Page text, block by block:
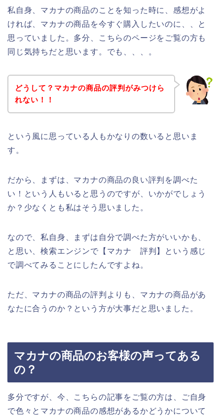
私自身、マカナの商品のことを知った時に、感想がよ
ければ、マカナの商品を今すぐ購入したいのに、、と
思っていました。多分、こちらのページをご覧の方も
同じ気持ちだと思います。でも、、、。
どうして？マカナの商品の評判がみつけら
れない！！
という風に思っている人もかなりの数いると思いま
す。
だから、まずは、マカナの商品の良い評判を調べた
い！という人もいると思うのですが、いかがでしょう
か？少なくとも私はそう思いました。
なので、私自身、まずは自分で調べた方がいいかも、
と思い、検索エンジンで【マカナ 評判】という感じ
で調べてみることにしたんですよね。
ただ、マカナの商品の評判よりも、マカナの商品があ
なたに合うのか？という方が大事だと思いました。
マカナの商品のお客様の声ってある
の？
多分ですが、今、こちらの記事をご覧の方は、ご自身
で色々とマカナの商品の感想があるかどうかについて